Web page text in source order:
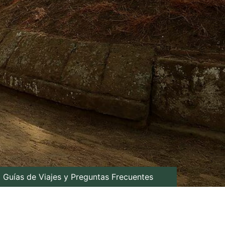
Guías de Viajes y Preguntas Frecuentes